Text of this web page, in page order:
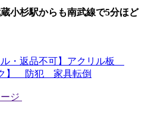
小杉駅からも南武線で5分ほど
ル・返品不可】アクリル板
ク】 防犯 家具転倒